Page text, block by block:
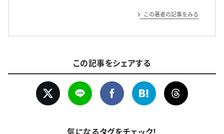
この著者の記事をみる
この記事をシェアする
気になるタグをチェック！